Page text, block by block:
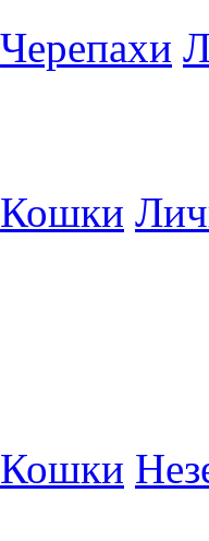
Черепахи
Кошки
Кошки